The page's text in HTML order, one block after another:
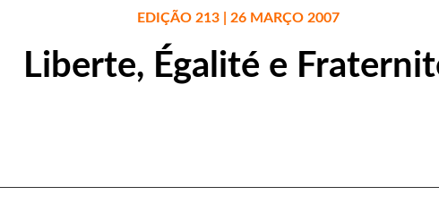
EDIÇÃO 213 | 26 MARÇO 2007
Liberte, Égalité e